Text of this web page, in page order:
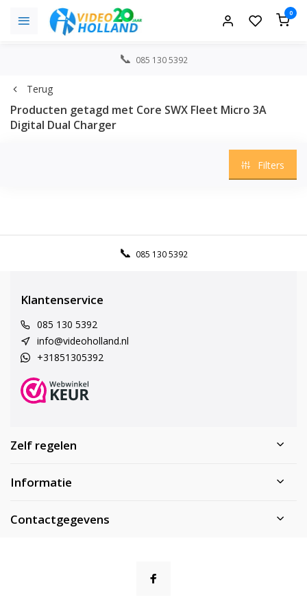
0
085 130 5392
Terug
Producten getagd met Core SWX Fleet Micro 3A
Digital Dual Charger
Filters
085 130 5392
Klantenservice
085 130 5392
info@videoholland.nl
+31851305392
Zelf regelen
Informatie
Contactgegevens